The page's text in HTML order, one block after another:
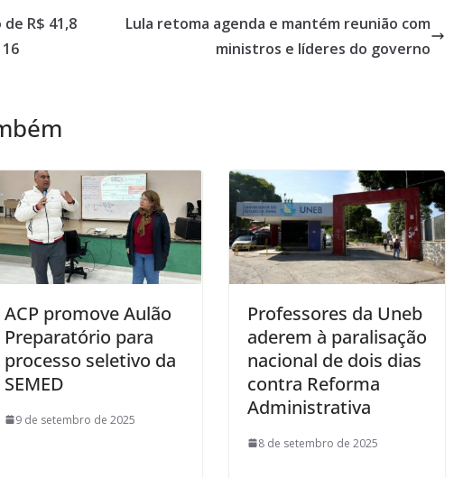
R$ 41,8
Lula retoma agenda e mantém reunião com
ministros e líderes do governo
ACP promove Aulão
Preparatório para
processo seletivo da
SEMED
9 de setembro de 2025
Professores da Uneb
aderem à paralisação
nacional de dois dias
contra Reforma
Administrativa
8 de setembro de 2025